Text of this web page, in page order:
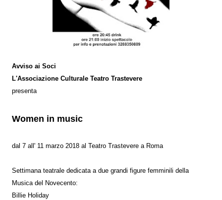
Avviso ai Soci
L'Associazione Culturale Teatro Trastevere
presenta
Women in music
dal 7 all' 11 marzo 2018 al Teatro Trastevere a Roma
Settimana teatrale dedicata a due grandi figure femminili della
Musica del Novecento:
Billie Holiday